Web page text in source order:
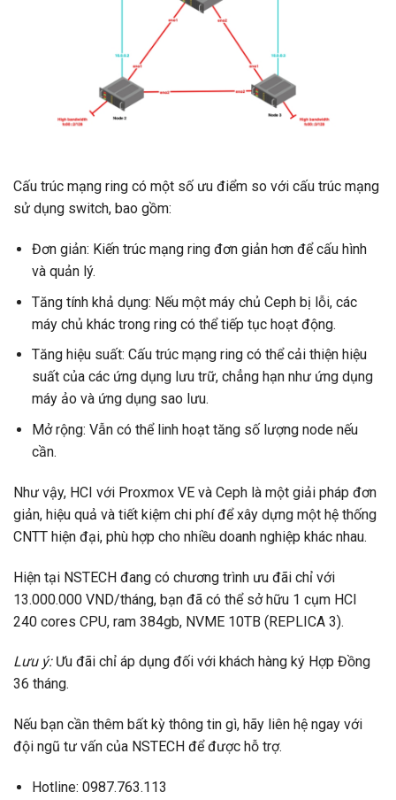
Cấu trúc mạng ring có một số ưu điểm so với cấu trúc mạng
sử dụng switch, bao gồm:
Đơn giản: Kiến trúc mạng ring đơn giản hơn để cấu hình
và quản lý.
Tăng tính khả dụng: Nếu một máy chủ Ceph bị lỗi, các
máy chủ khác trong ring có thể tiếp tục hoạt động.
Tăng hiệu suất: Cấu trúc mạng ring có thể cải thiện hiệu
suất của các ứng dụng lưu trữ, chẳng hạn như ứng dụng
máy ảo và ứng dụng sao lưu.
Mở rộng: Vẫn có thể linh hoạt tăng số lượng node nếu
cần.
Như vậy, HCI với Proxmox VE và Ceph là một giải pháp đơn
giản, hiệu quả và tiết kiệm chi phí để xây dựng một hệ thống
CNTT hiện đại, phù hợp cho nhiều doanh nghiệp khác nhau.
Hiện tại NSTECH đang có chương trình ưu đãi chỉ với
13.000.000 VND/tháng, bạn đã có thể sở hữu 1 cụm HCI
240 cores CPU, ram 384gb, NVME 10TB (REPLICA 3).
Lưu ý:Ưu đãi chỉ áp dụng đối với khách hàng ký Hợp Đồng
36 tháng.
Nếu bạn cần thêm bất kỳ thông tin gì, hãy liên hệ ngay với
đội ngũ tư vấn của NSTECH để được hỗ trợ.
Hotline: 0987.763.113